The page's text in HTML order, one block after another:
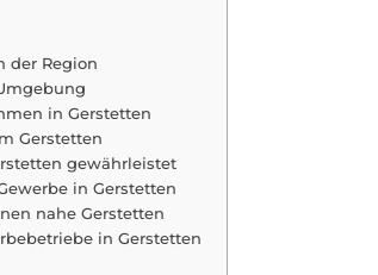
der Region
in Gerstetten
Gerstetten
gewährleistet
in Gerstetten
nahe Gerstetten
in Gerstetten